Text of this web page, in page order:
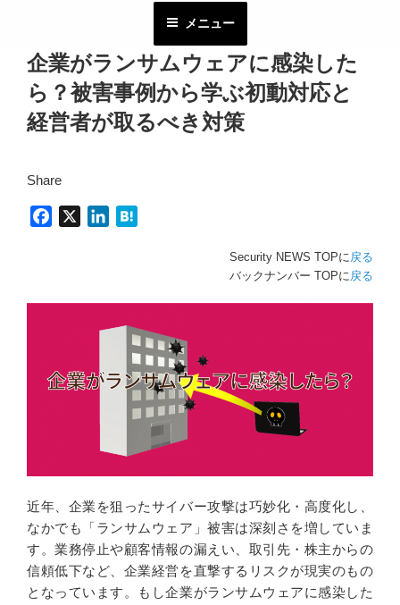
メニュー
企業がランサムウェアに感染した
ら？被害事例から学ぶ初動対応と
経営者が取るべき対策
Share
b
e
n
Security NEWS TOPに戻る
バックナンバー TOPに戻る
近年、企業を狙ったサイバー攻撃は巧妙化・高度化し、
なかでも「ランサムウェア」被害は深刻さを増していま
す。業務停止や顧客情報の漏えい、取引先・株主からの
信頼低下など、企業経営を直撃するリスクが現実のもの
となっています。もし企業がランサムウェアに感染した